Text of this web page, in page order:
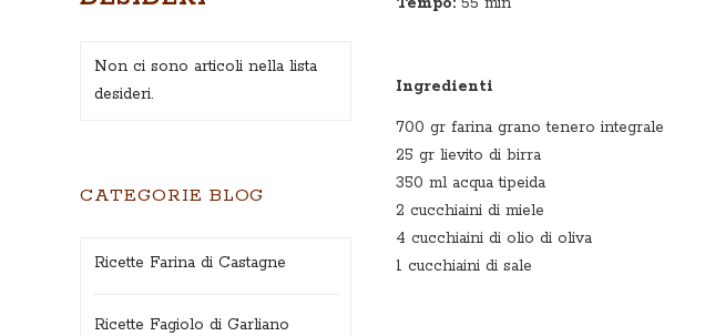
Non ci sono articoli nella lista
desideri.
CATEGORIE BLOG
Ricette Farina di Castagne
Ricette Fagiolo di Garliano
Ingredienti
700 gr farina grano tenero integrale
25 gr lievito di birra
350 ml acqua tipeida
2 cucchiaini di miele
4 cucchiaini di olio di oliva
1 cucchiaini di sale